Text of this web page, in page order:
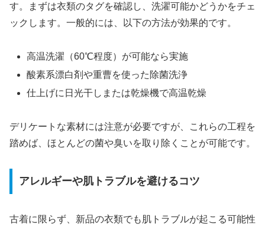
す。まずは衣類のタグを確認し、洗濯可能かどうかをチェ
ックします。一般的には、以下の方法が効果的です。
高温洗濯（60℃程度）が可能なら実施
酸素系漂白剤や重曹を使った除菌洗浄
仕上げに日光干しまたは乾燥機で高温乾燥
デリケートな素材には注意が必要ですが、これらの工程を
踏めば、ほとんどの菌や臭いを取り除くことが可能です。
アレルギーや肌トラブルを避けるコツ
古着に限らず、新品の衣類でも肌トラブルが起こる可能性